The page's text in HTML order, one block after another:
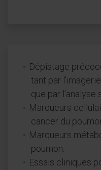
Dépistage
tant par
que par l’analyse
Marqueurs
cancer du
Marqueurs
poumon.
Essais cliniques